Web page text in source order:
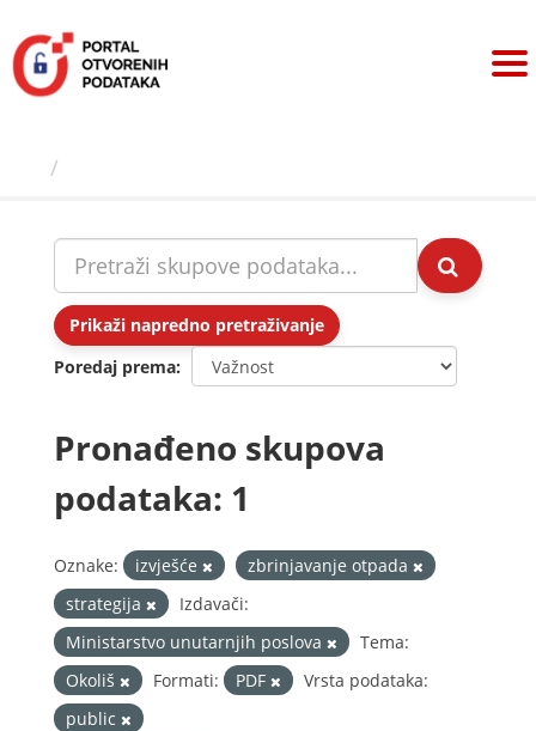
sadržaj
Prikaži napredno pretraživanje
Poredaj prema
Pronađeno skupova
podataka: 1
Oznake: izvješće
zbrinjavanje otpada
strategija
Izdavači:
Ministarstvo unutarnjih poslova
Tema:
Okoliš
Formati: PDF
Vrsta podataka:
public